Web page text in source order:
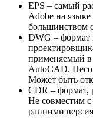
EPS – самый
Adobe на
большинством
DWG – формат
применяемый в
AutoCAD.
Может быть
CDR – формат,
Не совместим
ранними